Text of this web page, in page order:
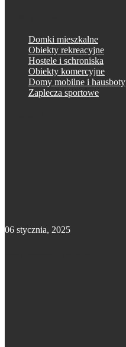
Domki mieszkalne
Obiekty rekreacyjne
Hostele i schroniska
Obiekty komercyjne
Domy mobilne i hausboty
Zaplecza sportowe
06 stycznia, 2025